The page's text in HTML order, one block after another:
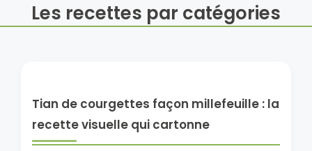
Les recettes par catégories
Tian de courgettes façon millefeuille : la
recette visuelle qui cartonne